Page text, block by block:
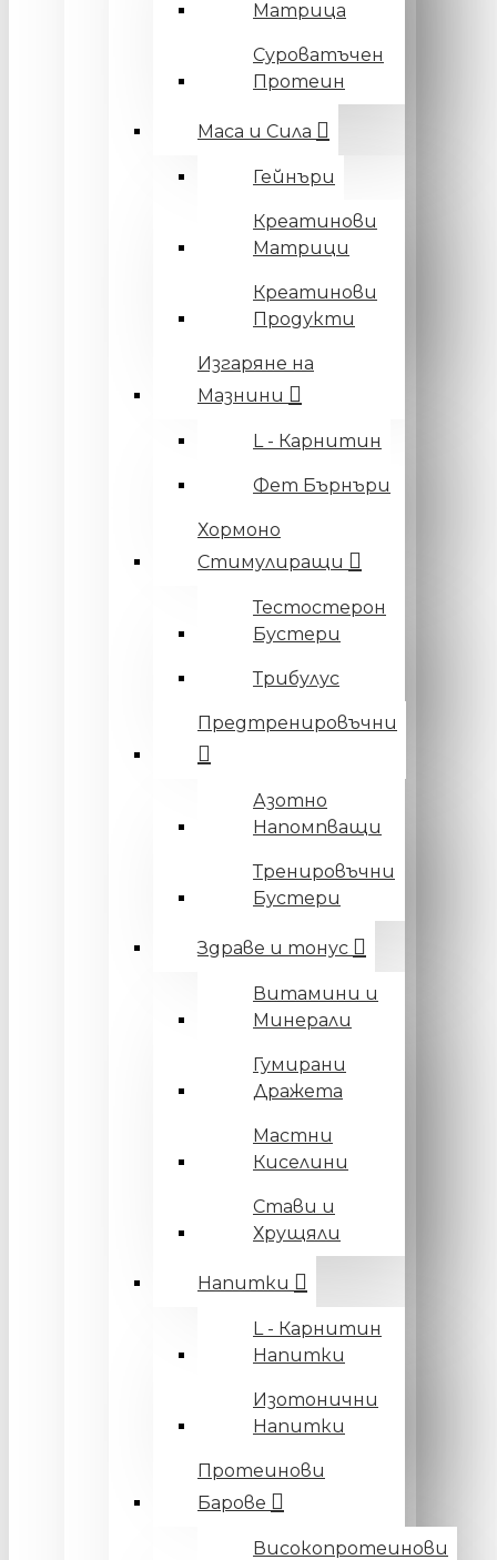
Матрица
Суроватъчен
Протеин
Маса и Сила
Гейнъри
Креатинови
Матрици
Креатинови
Продукти
Изгаряне на
Мазнини
L - Карнитин
Фет Бърнъри
Хормоно
Стимулиращи
Тестостерон
Бустери
Трибулус
Предтренировъчни
Азотно
Напомпващи
Тренировъчни
Бустери
Здраве и тонус
Витамини и
Минерали
Гумирани
Дражета
Мастни
Киселини
Стави и
Хрущяли
Напитки
L - Карнитин
Напитки
Изотонични
Напитки
Протеинови
Барове
Високопротеинови